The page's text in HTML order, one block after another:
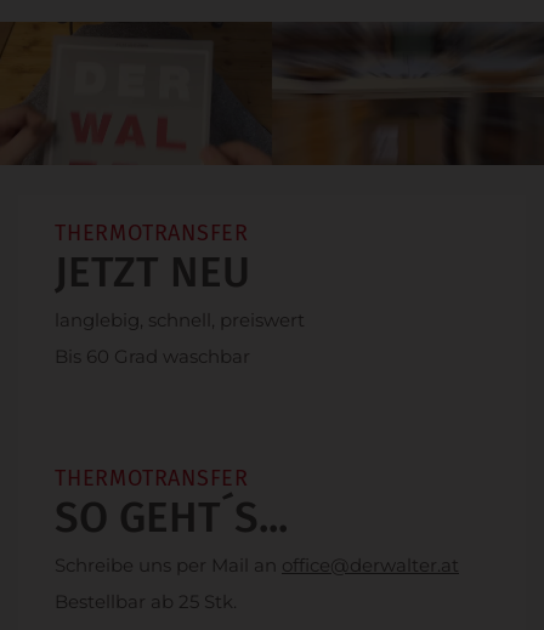
THERMOTRANSFER
JETZT NEU
langlebig, schnell, preiswert
Bis 60 Grad waschbar
THERMOTRANSFER
SO GEHT´S...
Schreibe uns per Mail an office@derwalter.at
Bestellbar ab 25 Stk.